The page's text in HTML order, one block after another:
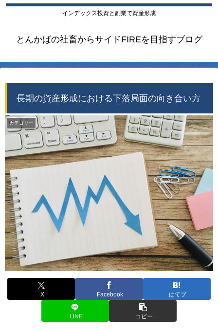
インデックス投資と副業で資産形成
とんかばの社畜からサイドFIREを目指すブログ
長期の資産形成における下落局面の向き合い方
カテゴリー
X Facebook はてブ
LINE コピー